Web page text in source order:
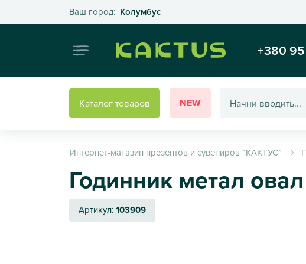
Ваш город: КолумбусВыберите свой город
Интернет-+380
Каталог товаров NEW
Интернет-магазин презентов и сувениров “КАКТУС”
Годинник метал
Артикул:103909